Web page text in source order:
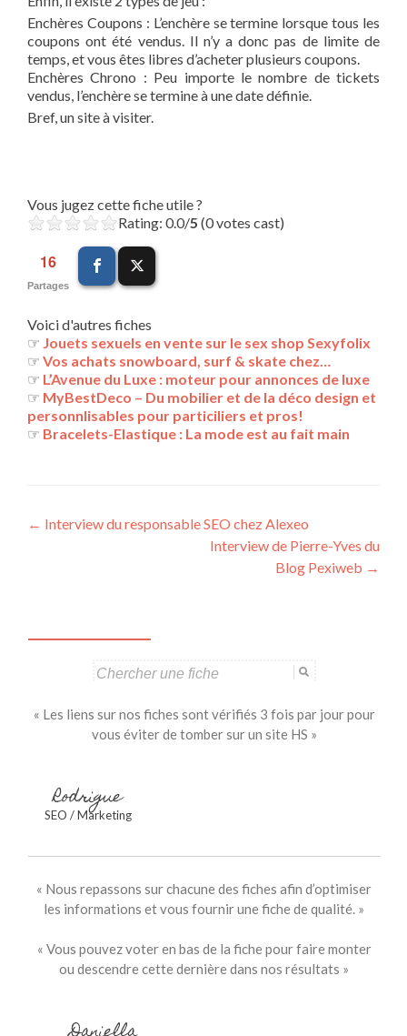
Enchères Coupons : L’enchère se termine lorsque tous les
coupons ont été vendus. Il n’y a donc pas de limite de
temps, et vous êtes libres d’acheter plusieurs coupons.
Enchères Chrono : Peu importe le nombre de tickets
vendus, l’enchère se termine à une date définie.
Bref, un site à visiter.
Vous jugez cette fiche utile ?
Rating: 0.0/5 (0 votes cast)
16
Partages
Voici d'autres fiches
☞ Jouets sexuels en vente sur le sex shop Sexyfolix
☞ Vos achats snowboard, surf & skate chez…
☞ L’Avenue du Luxe : moteur pour annonces de luxe
☞ MyBestDeco – Du mobilier et de la déco design et
personnlisables pour particiliers et pros!
☞ Bracelets-Elastique : La mode est au fait main
Navigation
← Interview du responsable SEO chez Alexeo
Interview de Pierre-Yves du
Blog Pexiweb →
« Les liens sur nos fiches sont vérifiés 3 fois par jour pour
vous éviter de tomber sur un site HS »
Rodrigue
SEO / Marketing
« Nous repassons sur chacune des fiches afin d’optimiser
les informations et vous fournir une fiche de qualité. »
« Vous pouvez voter en bas de la fiche pour faire monter
ou descendre cette dernière dans nos résultats »